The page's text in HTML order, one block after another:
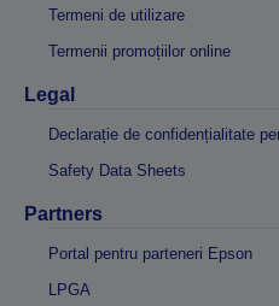
Termeni de utilizare
Termenii promoțiilor online
Legal
Declarație de confidențialitate
Safety Data Sheets
Partners
Portal pentru parteneri Epson
LPGA